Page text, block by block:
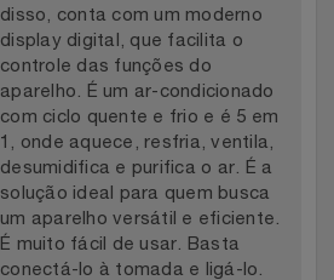
disso, conta com um moderno
display digital, que facilita o
controle das funções do
aparelho. É um ar-condicionado
com ciclo quente e frio e é 5 em
1, onde aquece, resfria, ventila,
desumidifica e purifica o ar. É a
solução ideal para quem busca
um aparelho versátil e eficiente.
É muito fácil de usar. Basta
conectá-lo à tomada e ligá-lo.